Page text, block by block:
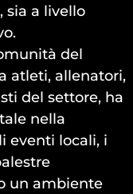
sia a livello
del
atleti, allenatori,
del settore, ha
nella
eventi locali, i
un ambiente